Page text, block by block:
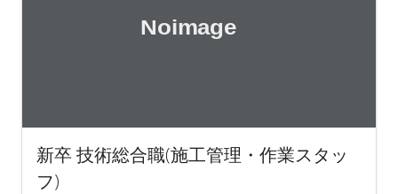
新卒 技術総合職(施工管理・作業スタッ
フ)